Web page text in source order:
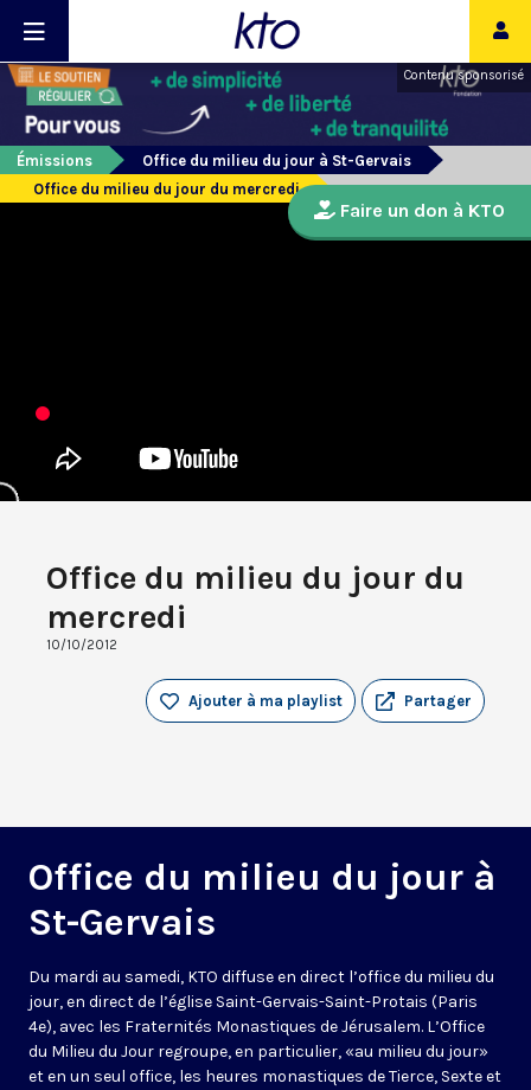
Contenu sponsorisé
Émissions
Office du milieu du jour à St-Gervais
Office du milieu du jour du mercredi
Office du milieu du jour du
mercredi
10/10/2012
Partager
Ajouter à ma playlist
Office du milieu du jour à
St-Gervais
Du mardi au samedi, KTO diffuse en direct l’office du milieu du
jour, en direct de l’église Saint-Gervais-Saint-Protais (Paris
4e), avec les Fraternités Monastiques de Jérusalem. L’Office
du Milieu du Jour regroupe, en particulier, «au milieu du jour»
et en un seul office, les heures monastiques de Tierce, Sexte et
Faire un don à KTO